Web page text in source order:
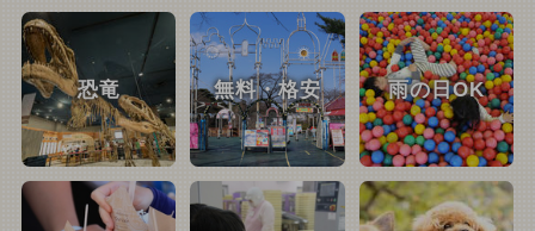
恐竜 無料・格安 雨の日OK